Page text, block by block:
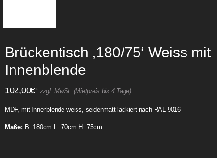
Brückentisch ‚180/75‘ Weiss mit
Innenblende
102,00€* zzgl. MwSt. (Mietpreis bis 4 Tage)
MDF, mit Innenblende weiss, seidenmatt lackiert nach RAL 9016
Maße: B: 180cm L: 70cm H: 75cm